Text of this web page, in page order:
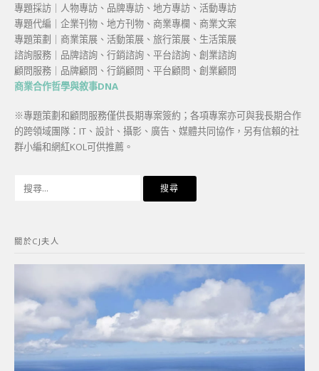
專題採訪｜人物專訪、品牌專訪、地方專訪、活動專訪
專題代編｜企業刊物、地方刊物、商業專欄、商業文案
專題策劃｜商業策展、活動策展、旅行策展、生活策展
諮詢服務｜品牌諮詢、行銷諮詢、平台諮詢、創業諮詢
顧問服務｜品牌顧問、行銷顧問、平台顧問、創業顧問
商業合作哲學與敘事DNA
※專題策劃和顧問服務僅供長期專案簽約；各項專案亦可與我長期合作
的跨領域團隊：IT、設計、攝影、廣告、媒體共同協作，另有信賴的社
群小編和網紅KOL可供推薦。
字:
關於CJ夫人